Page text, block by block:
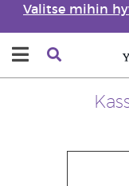
Valitse mihin